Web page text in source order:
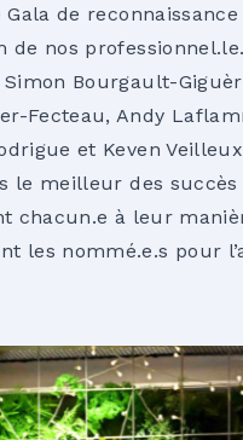
Gala de
de nos
Bourgault-
Fecteau, Andy
et Keven
le meilleur des
chacun.e à leur
les nommé.e.s pour